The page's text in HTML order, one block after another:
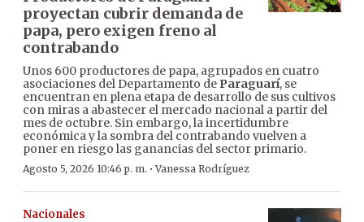
proyectan cubrir demanda de
papa, pero exigen freno al
contrabando
Unos 600 productores de papa, agrupados en cuatro
asociaciones del Departamento de Paraguarí, se
encuentran en plena etapa de desarrollo de sus cultivos
con miras a abastecer el mercado nacional a partir del
mes de octubre. Sin embargo, la incertidumbre
económica y la sombra del contrabando vuelven a
poner en riesgo las ganancias del sector primario.
Agosto 5, 2026 10:46 p. m. ·Vanessa Rodríguez
Nacionales